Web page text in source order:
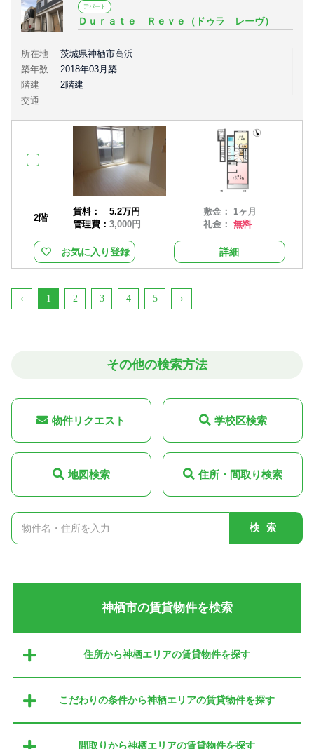
アパート
Ｄｕｒａｔｅ Ｒｅｖｅ（ドゥラ レーヴ）
所在地
茨城県神栖市高浜
築年数
2018年03月築
階建
2階建
交通
2階
賃料：
5.2万円
管理費： 3,000円
敷金： 1ヶ月
礼金：無料
お気に入り登録 詳細
‹ 1 2 3 4 5 ›
その他の検索方法
物件リクエスト 学校区検索
地図検索 住所・間取り検索
検索
神栖市の賃貸物件を検索
住所から神栖エリアの賃貸物件を探す
こだわりの条件から神栖エリアの賃貸物件を探す
間取りから神栖エリアの賃貸物件を探す